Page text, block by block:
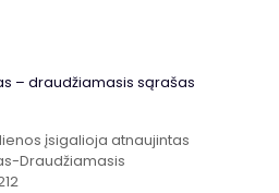
– draudžiamasis sąrašas
įsigalioja atnaujintas
Draudžiamasis